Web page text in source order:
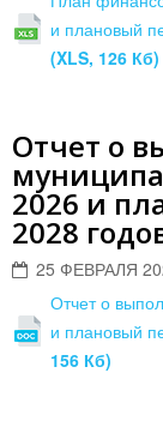
и плановый
(XLS, 126 Кб)
Отчет о
2026 и
2028
25 ФЕВРАЛЯ
Отчет о
и плановый
156 Кб)